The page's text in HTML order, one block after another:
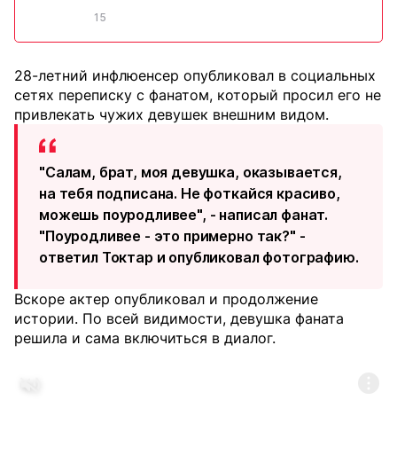
15
28-летний инфлюенсер опубликовал в социальных
сетях переписку с фанатом, который просил его не
привлекать чужих девушек внешним видом.
"Салам, брат, моя девушка, оказывается,
на тебя подписана. Не фоткайся красиво,
можешь поуродливее", - написал фанат.
"Поуродливее - это примерно так?" -
ответил Токтар и опубликовал фотографию.
Вскоре актер опубликовал и продолжение
истории. По всей видимости, девушка фаната
решила и сама включиться в диалог.